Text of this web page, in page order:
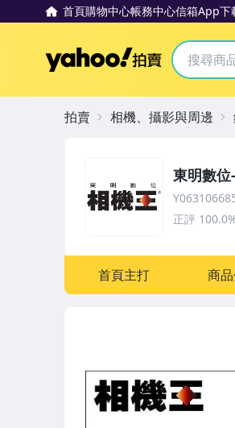
首頁購物中心帳務中心信箱App下
Yahoo拍賣
東明數
正評
首頁主打 商
促銷活動公告
創意時刻 Holga Festival
拍賣 相機、攝影與周邊